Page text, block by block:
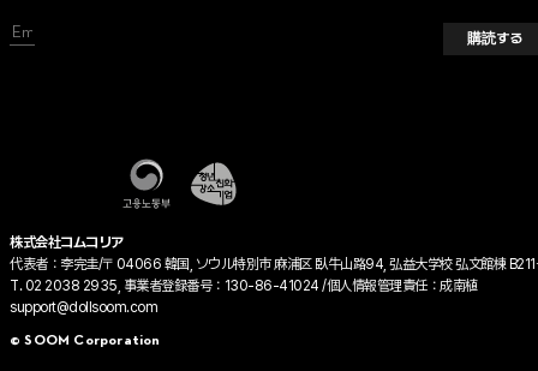
購読する
株式会社コムコリア
代表者：李完圭/〒04066 韓国, ソウル特別市 麻浦区 臥牛山路94, 弘益大学校 弘文館棟 B211
T. 02 2038 2935, 事業者登録番号：130-86-41024 /個人情報管理責任：成南植
support@dollsoom.com
© SOOM Corporation